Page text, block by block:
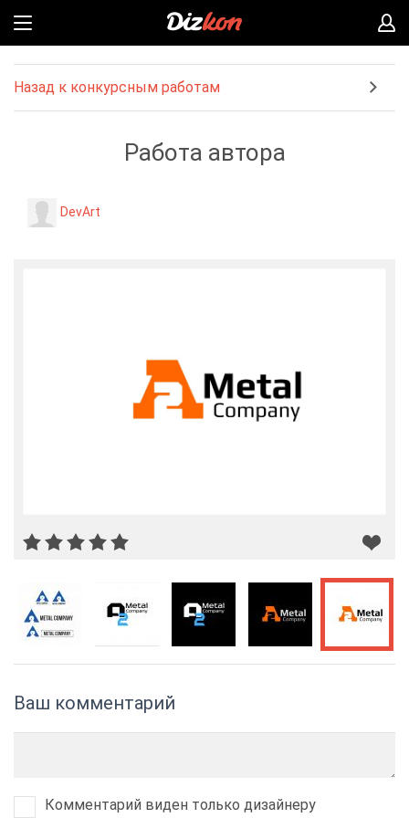
Назад к конкурсным работам
Работа автора
DevArt
Ваш комментарий
Комментарий виден только дизайнеру